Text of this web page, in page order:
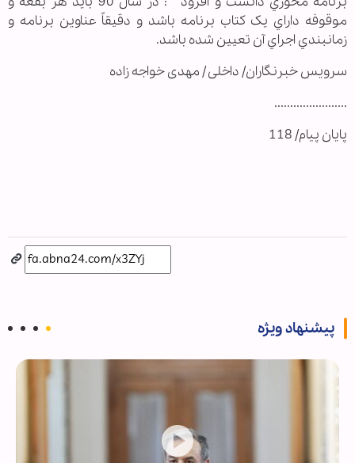
موقوفه داراي يک کتاب برنامه باشد و دقيقاً عناوين برنامه و
زمانبندي اجراي آن تعيين شده باشد.
سرویس خبرنگاران/ داخلی / مهدی خواجه زاده
.......................
پایان پیام/ 118
پیشنهاد ویژه